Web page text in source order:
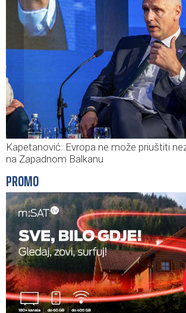
Kapetanović: Evropa ne može priuštiti
na Zapadnom Balkanu
PROMO